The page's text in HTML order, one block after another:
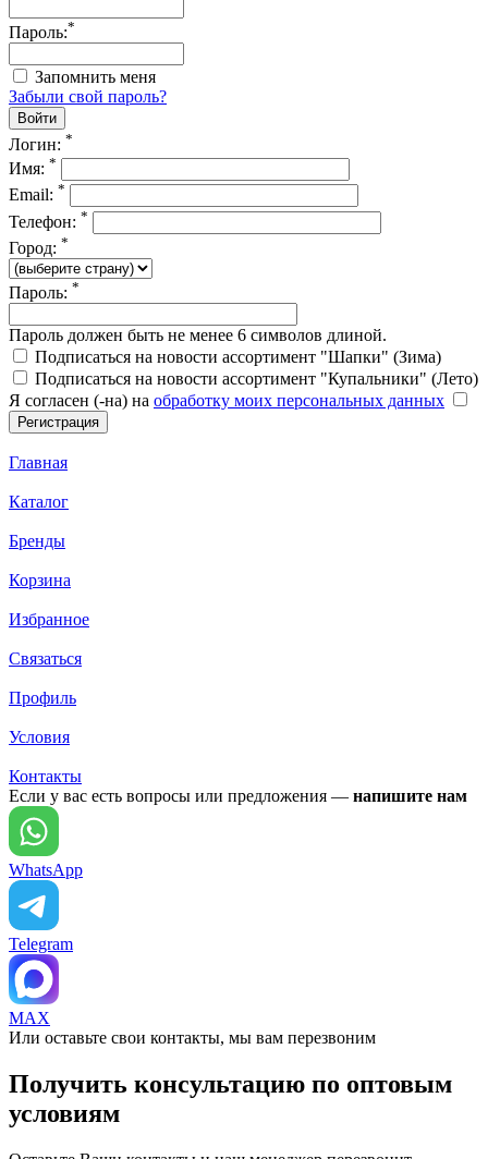
Пароль:*
Запомнить меня
Забыли свой пароль?
Логин: *
Имя: *
Email: *
Телефон: *
Город: *
Пароль: *
Пароль должен быть не менее 6 символов длиной.
Подписаться на новости ассортимент "Шапки" (Зима)
Подписаться на новости ассортимент "Купальники" (Лето)
Я согласен (-на) на обработку моих персональных данных
Главная
Каталог
Бренды
Корзина
Избранное
Связаться
Профиль
Условия
Контакты
Если у вас есть вопросы или предложения — напишите нам
WhatsApp
Telegram
MAX
Или оставьте свои контакты, мы вам перезвоним
Получить консультацию по оптовым
условиям